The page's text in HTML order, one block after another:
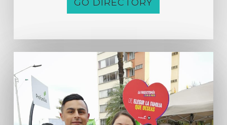
GO DIRECTORY